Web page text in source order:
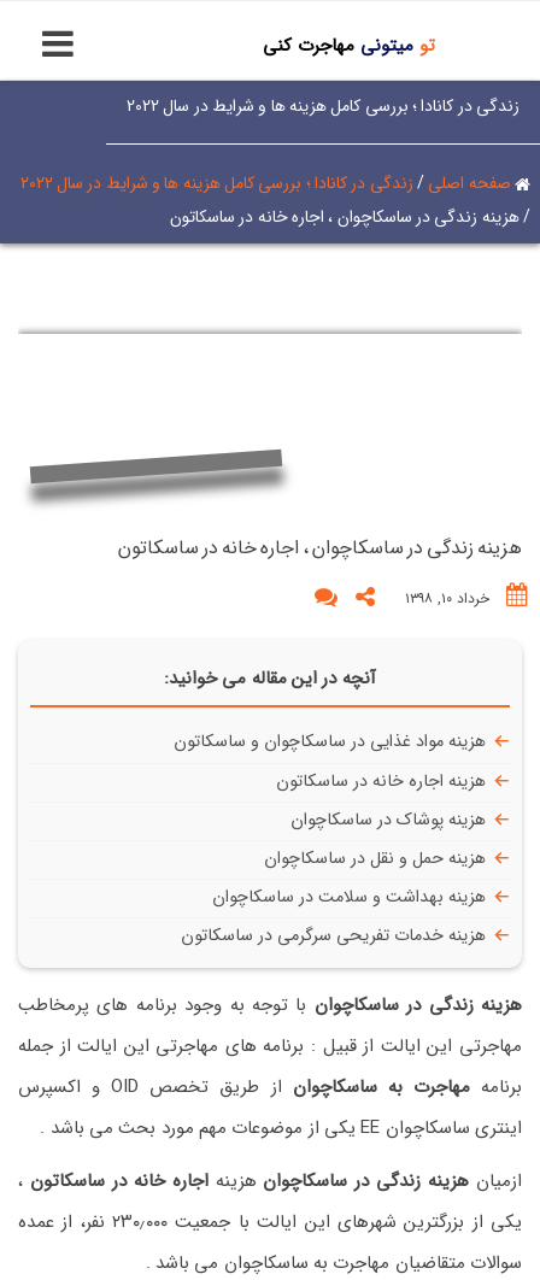
تو میتونی مهاجرت کنی
زندگی در کانادا ؛ بررسی کامل هزینه ها و شرایط در سال 2022
صفحه اصلی/زندگی در کانادا ؛ بررسی کامل هزینه ها و شرایط در سال 2022
/هزینه زندگی در ساسکاچوان ، اجاره خانه در ساسکاتون
هزینه زندگی در ساسکاچوان ، اجاره خانه در ساسکاتون
خرداد ۱۰, ۱۳۹۸
آنچه در این مقاله می خوانید:
هزینه مواد غذایی در ساسکاچوان و ساسکاتون
هزینه اجاره خانه در ساسکاتون
هزینه پوشاک در ساسکاچوان
هزینه حمل و نقل در ساسکاچوان
هزینه بهداشت و سلامت در ساسکاچوان
هزینه خدمات تفریحی سرگرمی در ساسکاتون
هزینه زندگی در ساسکاچوان با توجه به وجود برنامه های پرمخاطب
مهاجرتی این ایالت از قبیل : برنامه های مهاجرتی این ایالت از جمله
برنامهمهاجرت به ساسکاچوان
از طریق تخصص OID و اکسپرس
اینتری ساسکاچوان EE یکی از موضوعات مهم مورد بحث می باشد .
ازمیان هزینه زندگی در ساسکاچوان هزینه اجاره خانه در ساسکاتون ،
یکی از بزرگترین شهرهای این ایالت با جمعیت ۲۳۰٫۰۰۰ نفر، از عمده
سوالات متقاضیان مهاجرت به ساسکاچوان می باشد .